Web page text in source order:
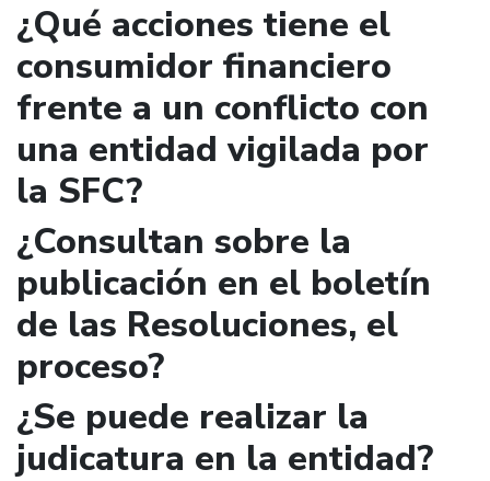
¿Qué acciones tiene el
consumidor financiero
frente a un conflicto con
una entidad vigilada por
la SFC?
¿Consultan sobre la
publicación en el boletín
de las Resoluciones, el
proceso?
¿Se puede realizar la
judicatura en la entidad?